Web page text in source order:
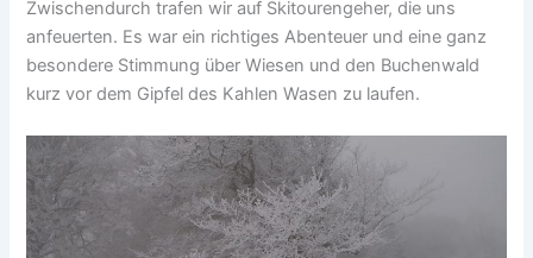
Zwischendurch trafen wir auf Skitourengeher, die uns
anfeuerten. Es war ein richtiges Abenteuer und eine ganz
besondere Stimmung über Wiesen und den Buchenwald
kurz vor dem Gipfel des Kahlen Wasen zu laufen.